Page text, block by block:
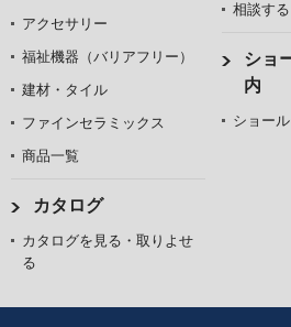
アクセサリー
福祉機器（バリアフリー）
建材・タイル
ファインセラミックス
商品一覧
カタログ
カタログを見る・取りよせ
る
相談する
ショ
内
ショー